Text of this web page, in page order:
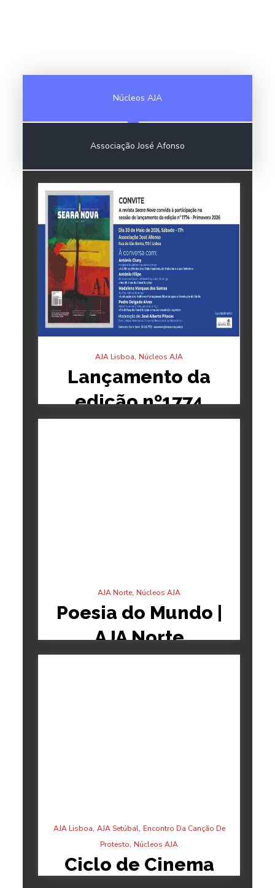
Núcleos AJA
Associação José Afonso
AJA Lisboa, Núcleos AJA
Lançamento da
edição nº1774
revista Seara…
AJA Norte, Núcleos AJA
Poesia do Mundo |
AJA Norte
11/05/2026
AJA Lisboa, AJA Setúbal, Encontro Da Canção De
Protesto, Núcleos AJA
Ciclo de Cinema